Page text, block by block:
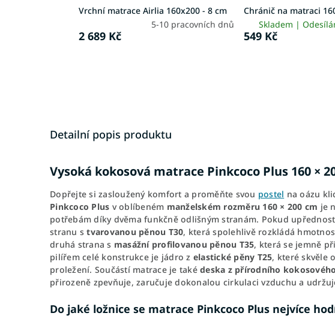
Vrchní matrace Airlia 160x200 - 8 cm
5-10 pracovních dnů
2 689 Kč
Chránič na matraci
Skladem |
549 Kč
Detailní popis produktu
Vysoká kokosová matrace Pinkcoco Plus 160 ×
Dopřejte si zasloužený komfort a proměňte svou postel na oázu
Pinkcoco Plus v oblíbeném manželském rozměru 160 × 200 cm je
potřebám díky dvěma funkčně odlišným stranám. Pokud
stranu stvarovanou pěnou T30, která spolehlivě rozkládá
druhá strana s masážní profilovanou pěnou T35, která se jemně
pilířem celé konstrukce je jádro z elastické pěny T25, které skvěle
proležení. Součástí matrace je také deska z přírodního
přirozeně zpevňuje, zaručuje dokonalou cirkulaci vzduchu a
Do jaké ložnice se matrace Pinkcoco Plus nejvíce